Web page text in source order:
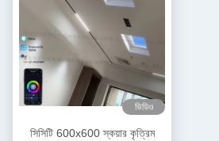
ভিডিও
সিসিটি 600x600 স্কয়ার কৃত্রিম